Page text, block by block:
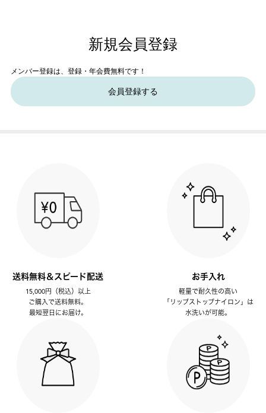
新規会員登録
メンバー登録は、登録・年会費無料です！
会員登録する
送料無料＆スピード配送
15,000円（税込）以上
ご購入で送料無料。
最短翌日にお届け。
お手入れ
軽量で耐久性の高い
「リップストップナイロン」は
水洗いが可能。